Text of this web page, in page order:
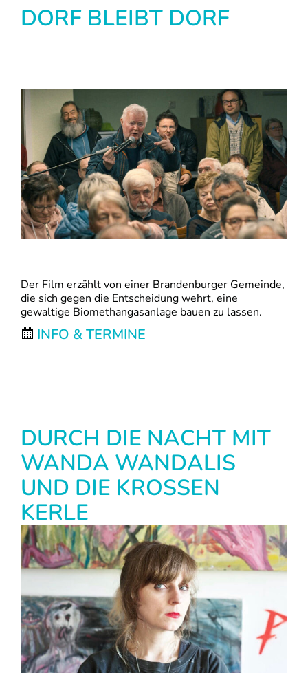
DORF BLEIBT DORF
Der Film erzählt von einer Brandenburger Gemeinde,
die sich gegen die Entscheidung wehrt, eine
gewaltige Biomethangasanlage bauen zu lassen.
INFO & TERMINE
DURCH DIE NACHT MIT
WANDA WANDALIS
UND DIE KROSSEN
KERLE